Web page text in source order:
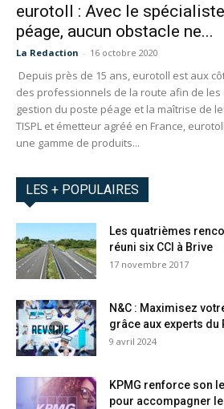
eurotoll : Avec le
péage, aucun obstacle ne...
La Redaction - 16 octobre 2020
Depuis près de 15 ans, eurotoll est aux
des professionnels de la route afin de les
gestion du poste péage et la maîtrise de
TISPL et émetteur agréé en France,
une gamme de produits...
LES + POPULAIRES
Les quatrièmes
réuni six CCI à Brive
17 novembre 2017
N&C : Maximisez
grâce aux experts du
9 avril 2024
KPMG renforce son
pour accompagner